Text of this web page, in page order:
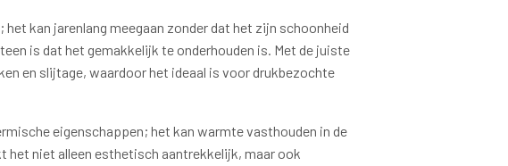
kan jarenlang meegaan zonder dat het zijn schoonheid
is dat het gemakkelijk te onderhouden is. Met de juiste
en slijtage, waardoor het ideaal is voor drukbezochte
eigenschappen; het kan warmte vasthouden in de
het niet alleen esthetisch aantrekkelijk, maar ook